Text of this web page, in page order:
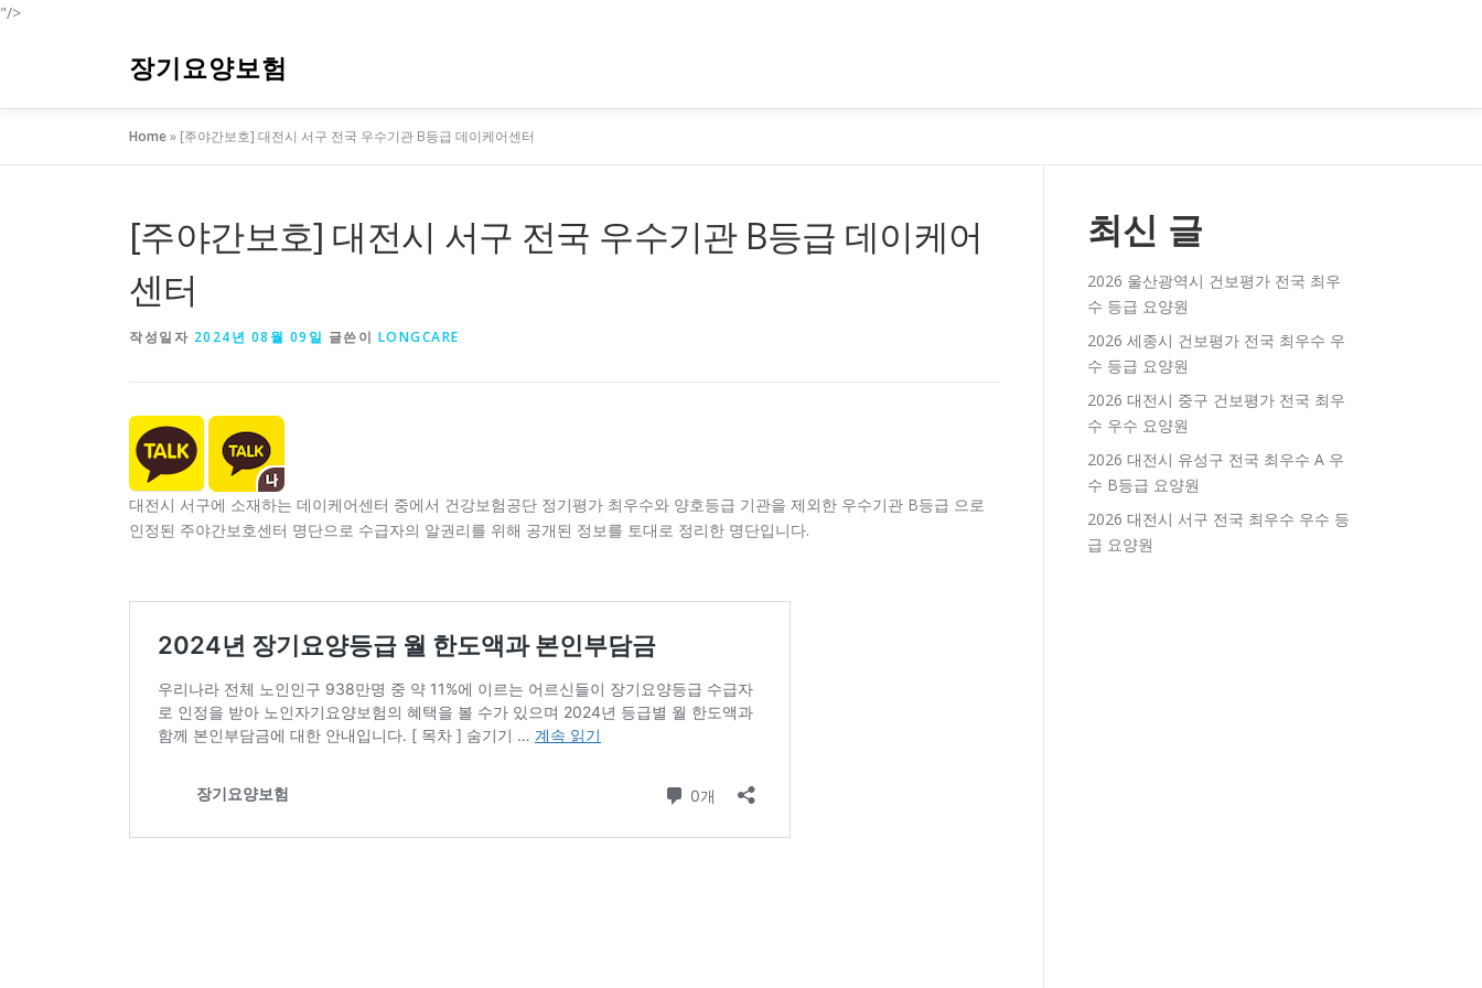
"/>
로
장기요양보험
Home» [주야간보호] 대전시 서구 전국 우수기관 B등급 데이케어센터
[주야간보호] 대전시 서구 전국 우수기관 B등급 데이케어
센터
작성일자 2024년 08월 09일 글쓴이 LONGCARE
대전시 서구에 소재하는 데이케어센터 중에서 건강보험공단 정기평가 최우수와 양호등급 기관을 제외한 우수기관 B등급 으로
인정된 주야간보호센터 명단으로 수급자의 알권리를 위해 공개된 정보를 토대로 정리한 명단입니다.
최신 글
2026 울산광역시 건보평가 전국 최우
수 등급 요양원
2026 세종시 건보평가 전국 최우수 우
수 등급 요양원
2026 대전시 중구 건보평가 전국 최우
수 우수 요양원
2026 대전시 유성구 전국 최우수 A 우
수 B등급 요양원
2026 대전시 서구 전국 최우수 우수 등
급 요양원